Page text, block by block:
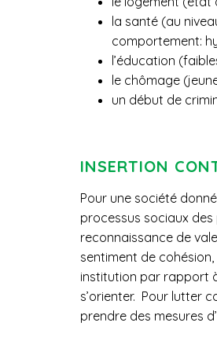
la santé (au
comportement:
l’éducation
le chômage
un début de
INSERTION
Pour une société
processus sociaux
reconnaissance de
sentiment de cohésion,
institution par rapport
s’orienter. Pour lutter
prendre des mesures